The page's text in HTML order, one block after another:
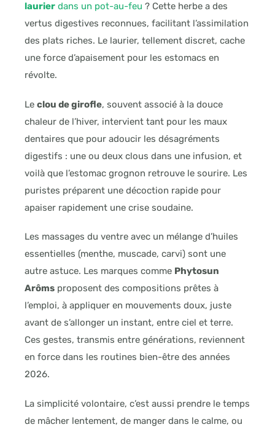
laurier dans un pot-au-feu ? Cette herbe a des
vertus digestives reconnues, facilitant l’assimilation
des plats riches. Le laurier, tellement discret, cache
une force d’apaisement pour les estomacs en
révolte.
Le clou de girofle, souvent associé à la douce
chaleur de l’hiver, intervient tant pour les maux
dentaires que pour adoucir les désagréments
digestifs : une ou deux clous dans une infusion, et
voilà que l’estomac grognon retrouve le sourire. Les
puristes préparent une décoction rapide pour
apaiser rapidement une crise soudaine.
Les massages du ventre avec un mélange d’huiles
essentielles (menthe, muscade, carvi) sont une
autre astuce. Les marques comme Phytosun
Arôms proposent des compositions prêtes à
l’emploi, à appliquer en mouvements doux, juste
avant de s’allonger un instant, entre ciel et terre.
Ces gestes, transmis entre générations, reviennent
en force dans les routines bien-être des années
2026.
La simplicité volontaire, c’est aussi prendre le temps
de mâcher lentement, de manger dans le calme, ou